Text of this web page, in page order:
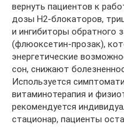
вернуть пациентов к
дозы Н2-блокаторов,
и ингибиторы обратного
(флюоксетин-прозак),
энергетические
сон, снижают
Используется
витаминотерапия и
рекомендуется
стационар, пациенты